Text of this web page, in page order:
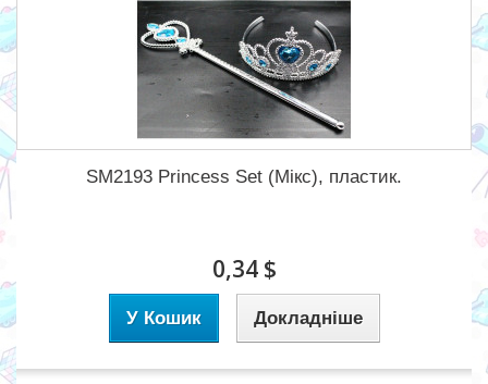
SM2193 Princess Set (Мікс), пластик.
0,34 $
У Кошик Докладніше